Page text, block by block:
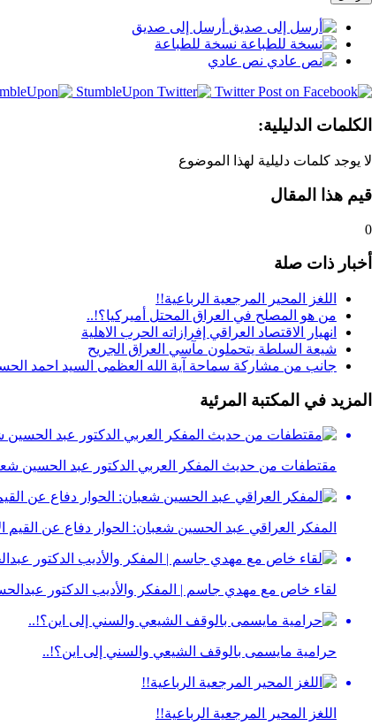
أرسل إلى صديق
نسخة للطباعة
نص عادي
StumbleUpon Twitter
الكلمات الدليلية:
لا يوجد كلمات دليلية لهذا الموضوع
قيم هذا المقال
0
أخبار ذات صلة
اللغز المحير المرجعية الرباعية!!
من هو المصلح في العراق المحتل أميركيا؟!..
انهيار الاقتصاد العراقي إفرازاته الحرب الاهلية
شيعة السلطة يتحملون مآسي العراق الجريح
جانب من مشاركة سماحة آية الله العظمى السيد احمد
المزيد في المكتبة المرئية
مقتطفات من حديث المفكر العربي الدكتور عبد الحسين
المفكر العراقي عبد الحسين شعبان: الحوار دفاع عن القيم
لقاء خاص مع مهدي جاسم | المفكر والأديب الدكتور
حرامية مايسمى بالوقف الشيعي والسني إلى اين؟!..
اللغز المحير المرجعية الرباعية!!